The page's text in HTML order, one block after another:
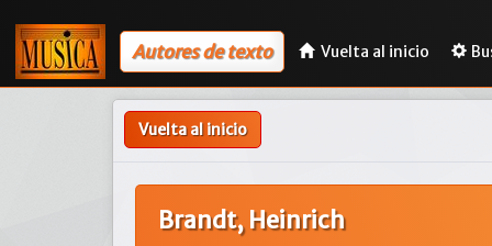
Autores de texto Vuelta al inicio
Vuelta al inicio
Brandt, Heinrich